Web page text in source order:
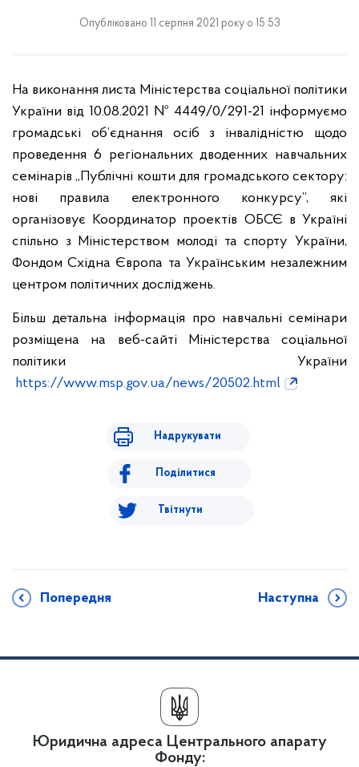
Опубліковано 11 серпня 2021 року о 15:53
На виконання листа Міністерства соціальної політики
України від 10.08.2021 № 4449/0/291-21 інформуємо
громадські об’єднання осіб з інвалідністю щодо
проведення 6 регіональних дводенних навчальних
семінарів „Публічні кошти для громадського сектору:
нові правила електронного конкурсу”, які
організовує Координатор проектів ОБСЄ в Україні
спільно з Міністерством молоді та спорту України,
Фондом Східна Європа та Українським незалежним
центром політичних досліджень.
Більш детальна інформація про навчальні семінари
розміщена на веб-сайті Міністерства соціальної
політики України
https://www.msp.gov.ua/news/20502.html
Надрукувати
Поділитися
Твітнути
Попередня Наступна
Юридична адреса Центрального апарату
Фонду: